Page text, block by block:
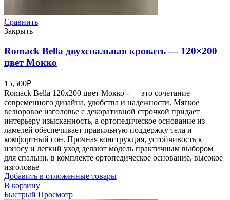
Сравнить
Закрыть
Romack Bella двухспальная кровать — 120×200
цвет Мокко
15,500₽
Romack Bella 120x200 цвет Мокко - — это сочетание
современного дизайна, удобства и надежности. Мягкое
велюровое изголовье с декоративной строчкой придает
интерьеру изысканность, а ортопедическое основание из
ламелей обеспечивает правильную поддержку тела и
комфортный сон. Прочная конструкция, устойчивость к
износу и легкий уход делают модель практичным выбором
для спальни. в комплекте ортопедическое основание, высокое
изголовье
Добавить в отложенные товары
В корзину
Быстрый Просмотр